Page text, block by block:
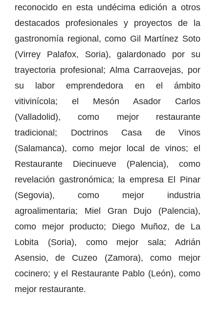
reconocido en esta undécima edición a otros
destacados profesionales y proyectos de la
gastronomía regional, como Gil Martínez Soto
(Virrey Palafox, Soria), galardonado por su
trayectoria profesional; Alma Carraovejas, por
su labor emprendedora en el ámbito
vitivinícola; el Mesón Asador Carlos
(Valladolid), como mejor restaurante
tradicional; Doctrinos Casa de Vinos
(Salamanca), como mejor local de vinos; el
Restaurante Diecinueve (Palencia), como
revelación gastronómica; la empresa El Pinar
(Segovia), como mejor industria
agroalimentaria; Miel Gran Dujo (Palencia),
como mejor producto; Diego Muñoz, de La
Lobita (Soria), como mejor sala; Adrián
Asensio, de Cuzeo (Zamora), como mejor
cocinero; y el Restaurante Pablo (León), como
mejor restaurante.